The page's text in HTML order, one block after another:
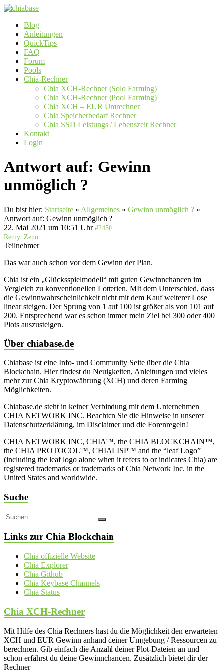
Zum
springen
chiabase
CHIA
Info-
Community
Seite
Menü
Blog
Anleitungen
QuickTips
FAQ
Forum
Pools
Chia-Rechner
Chia XCH-Rechner (Solo Farming)
Chia XCH-Rechner (Pool Farming)
Chia XCH – EUR Umrechner
Chia Speicherbedarf Rechner
Chia SSD Leistungs / Lebenszeit Rechner
Kontakt
Login
Antwort auf: Gewinn
unmöglich ?
Du bist hier: Startseite » Allgemeines » Gewinn unmöglich ? »
Antwort auf: Gewinn unmöglich ?
22. Mai 2021 um 10:51 Uhr #2450
Remy_Zeno
Teilnehmer
Das war auch schon vor dem Gewinn der Plan.
Chia ist ein „Glücksspielmodell“ mit guten Gewinnchancen im
Vergleich zu konventionellen Lotterien. MIt dem Unterschied, dass
die Gewinnwahrscheinlichkeit nicht mit dem Kauf weiterer Lose
linear steigen. Der Sprung von 1 auf 100 ist größer als von 101 auf
200. Entsprechend war es schon immer mein Ziel bei 300 oder 400
Plots auszusteigen.
Über chiabase.de
Chiabase ist eine Info- und Community Seite über die Chia
Blockchain. Hier findest du Neuigkeiten, Anleitungen und vieles
mehr zur Chia Kryptowährung (XCH) und deren Farming
Möglichkeiten.
Chiabase.de steht in keiner Verbindung mit dem Unternehmen
CHIA NETWORK INC. Beachten Sie die Hinweise in unserer
Datenschutzerklärung, im Disclaimer und die Forenregeln!
CHIA NETWORK INC, CHIA™, the CHIA BLOCKCHAIN™,
the CHIA PROTOCOL™, CHIALISP™ and the “leaf Logo”
(including the leaf logo alone when it refers to or indicates Chia) are
registered trademarks or trademarks of Chia Network Inc. in the
United States and worldwide.
Suche
Links zur Chia Blockchain
Chia offizielle Website
Chia Explorer
Chia Github
Chia Keybase Channels
Chia Status
Chia XCH-Rechner
Mit Hilfe des Chia Rechners hast du die Möglichkeit den erwarteten
XCH und EUR Gewinn anhand deiner Umgebung / Ressourcen zu
berechnen. Gib einfach die Anzahl deiner Plot-Dateien an und
schon erfährst du deine Gewinnchancen. Zusätzlich bietet dir der
Rechner